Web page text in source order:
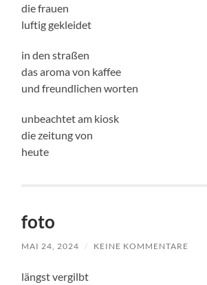
die frauen
luftig gekleidet
in den straßen
das aroma von kaffee
und freundlichen worten
unbeachtet am kiosk
die zeitung von
heute
foto
MAI 24, 2024 / KEINE KOMMENTARE
längst vergilbt